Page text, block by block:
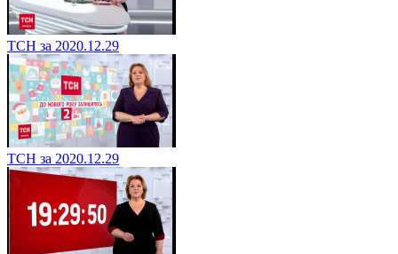
ТСН за 2020.12.29
ТСН за 2020.12.29